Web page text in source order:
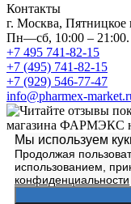
Контакты
г. Москва, Пятницкое
Пн—сб, 10:00 –
+7 495 741-82-15
+7 (495) 741-82-15
+7 (929) 546-77-47
info@pharmex-
Мы используем
Продолжая
использованием,
конфиденциальности